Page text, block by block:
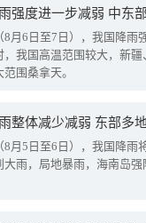
8月6日至7日），我国降雨
，我国高温范围较大，新
围桑拿天。
整体减少减弱 东部多
8月5日至6日），我国降雨
大雨，局地暴雨，海南岛强